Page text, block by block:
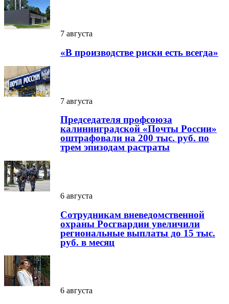
7 августа
«В производстве риски есть всегда»
7 августа
Председателя профсоюза
калининградской «Почты России»
оштрафовали на 200 тыс. руб. по
трем эпизодам растраты
6 августа
Сотрудникам вневедомственной
охраны Росгвардии увеличили
региональные выплаты до 15 тыс.
руб. в месяц
6 августа